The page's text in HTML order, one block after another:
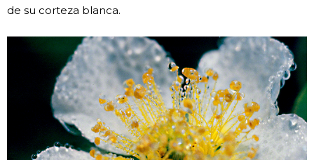
de su corteza blanca.